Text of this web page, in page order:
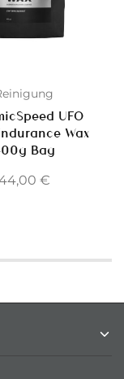
UFO
Wax
Bag
€